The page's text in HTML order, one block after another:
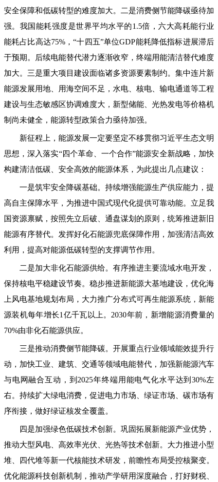
安全保障和低碳转型的难度加大。二是消费侧节能降碳亟待加
强。我国能耗强度是世界平均水平的1.5倍，六大高耗能行业
能耗占比高达75%，“十四五”单位GDP能耗降低指标进展滞后
于预期。后续电能替代潜力逐渐收窄，终端用能清洁替代难度
加大。三是重大项目建设面临诸多资源要素制约。集中连片新
能源发展用地、用海空间不足，水电、核电、输电通道等工程
建设与生态敏感区协调难度大，新型储能、光热发电等价格机
制尚未健全，能源转型政策合力亟待加强。
新征程上，能源发展一定要坚定不移贯彻习近平生态文明
思想，深入落实“四个革命、一个合作”能源安全新战略，加快
构建清洁低碳、安全高效的能源体系，为此提出几点建议：
一是筑牢安全降碳基础。持续增强能源生产供应能力，提
高自主保障水平，为推进中国式现代化提供可靠动能。立足我
国资源禀赋，按照先立后破、通盘谋划的原则，统筹推进新旧
能源有序替代。发挥好化石能源兜底保障作用，加强清洁高效
利用，提高对能源低碳转型的支撑调节作用。
二是加大非化石能源供给。有序推进主要流域水电开发，
保持核电平稳建设节奏。稳步推进新能源大基地建设，优化海
上风电基地规划布局，大力推广分布式可再生能源系统，新能
源装机每年增长1亿千瓦以上。2030年前，新增能源消费量的
70%由非化石能源供应。
三是推动消费侧节能降碳。开展重点行业领域能效提升行
动，加快工业、建筑、交通等领域电能替代，加强新能源汽车
与电网融合互动，到2025年终端用能电气化水平达到30%左
右。持续扩大绿电消费，促进电力市场、绿证市场、碳市场有
序衔接，做好绿证核发全覆盖。
四是加强绿色低碳技术创新。巩固拓展新能源产业优势，
推动大型风电、高效率光伏、光热等技术创新。大力推进小型
堆、四代堆等新一代核能技术研发，前瞻性布局受控核聚变。
优化能源科技创新机制，推动产学研用深度融合，打好财税、